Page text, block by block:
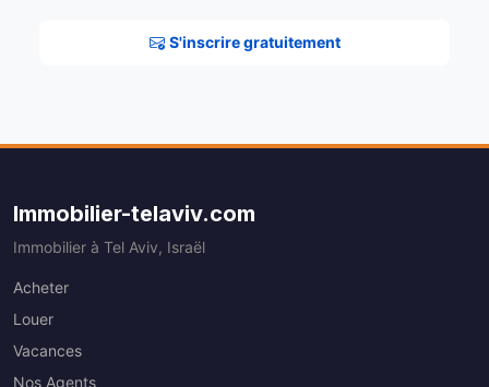
S'inscrire gratuitement
Immobilier-telaviv.com
Immobilier à Tel Aviv, Israël
Acheter
Louer
Vacances
Nos Agents